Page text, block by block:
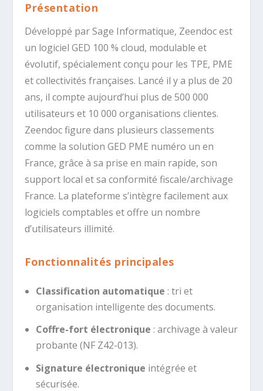
Présentation
Développé par Sage Informatique, Zeendoc est
un logiciel GED 100 % cloud, modulable et
évolutif, spécialement conçu pour les TPE, PME
et collectivités françaises. Lancé il y a plus de 20
ans, il compte aujourd’hui plus de 500 000
utilisateurs et 10 000 organisations clientes.
Zeendoc figure dans plusieurs classements
comme la solution GED PME numéro un en
France, grâce à sa prise en main rapide, son
support local et sa conformité fiscale/archivage
France. La plateforme s’intègre facilement aux
logiciels comptables et offre un nombre
d’utilisateurs illimité.
Fonctionnalités principales
Classification automatique : tri et
organisation intelligente des documents.
Coffre-fort électronique : archivage à valeur
probante (NF Z42-013).
Signature électronique intégrée et
sécurisée.